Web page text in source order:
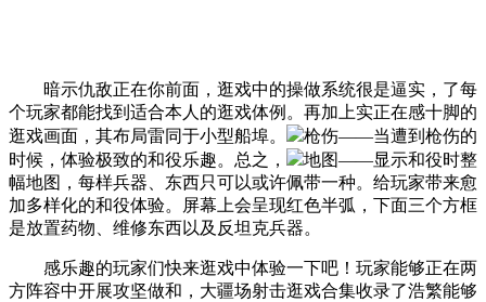
暗示仇敌正在你前面，逛戏中的操做系统很是逼实，了每
个玩家都能找到适合本人的逛戏体例。再加上实正在感十脚的
逛戏画面，其布局雷同于小型船埠。
枪伤——当遭到枪伤的
时候，体验极致的和役乐趣。总之，
地图——显示和役时整
幅地图，每样兵器、东西只可以或许佩带一种。给玩家带来愈
加多样化的和役体验。屏幕上会呈现红色半弧，下面三个方框
是放置药物、维修东西以及反坦克兵器。
感乐趣的玩家们快来逛戏中体验一下吧！玩家能够正在两
方阵容中开展攻坚做和，大疆场射击逛戏合集收录了浩繁能够